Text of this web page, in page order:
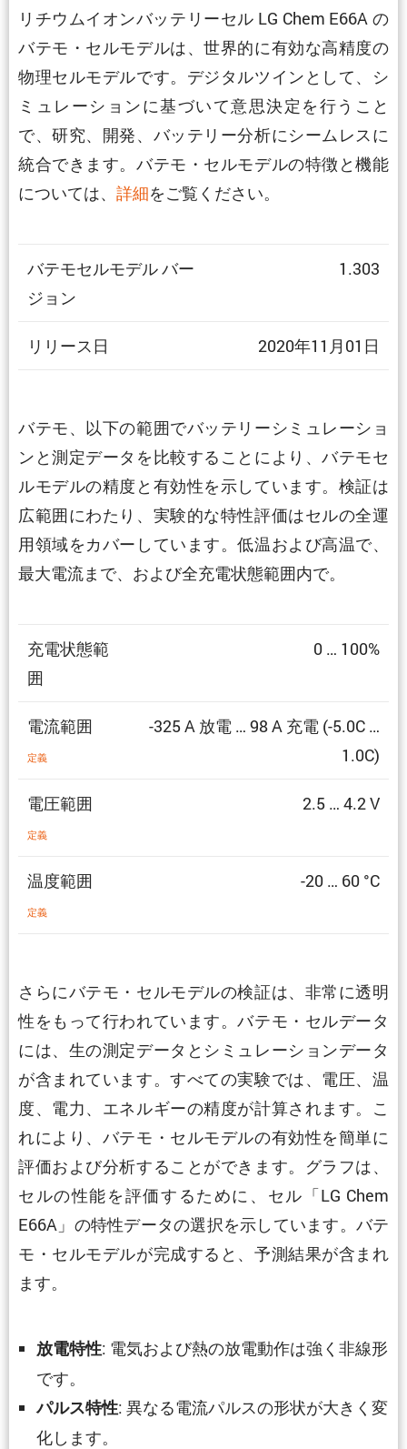
リチウムイオンバッテリーセル LG Chem E66A の
バテモ・セルモデルは、世界的に有効な高精度の
物理セルモデルです。デジタルツインとして、シ
ミュレーションに基づいて意思決定を行うこと
で、研究、開発、バッテリー分析にシームレスに
統合できます。バテモ・セルモデルの特徴と機能
については、 詳細をご覧ください。
バテモセルモデル バー
ジョン
1.303
リリース日 2020年11月01日
バテモ、以下の範囲でバッテリーシミュレーショ
ンと測定データを比較することにより、バテモセ
ルモデルの精度と有効性を示しています。検証は
広範囲にわたり、実験的な特性評価はセルの全運
用領域をカバーしています。低温および高温で、
最大電流まで、および全充電状態範囲内で。
充電状態範
囲
0 … 100%
電流範囲
定義
-325 A 放電 … 98 A 充電 (-5.0C …
1.0C)
電圧範囲
定義
2.5 … 4.2 V
温度範囲
定義
-20 … 60 °C
さらにバテモ・セルモデルの検証は、非常に透明
性をもって行われています。バテモ・セルデータ
には、生の測定データとシミュレーションデータ
が含まれています。すべての実験では、電圧、温
度、電力、エネルギーの精度が計算されます。こ
れにより、バテモ・セルモデルの有効性を簡単に
評価および分析することができます。グラフは、
セルの性能を評価するために、セル「LG Chem
E66A」の特性データの選択を示しています。バテ
モ・セルモデルが完成すると、予測結果が含まれ
ます。
放電特性: 電気および熱の放電動作は強く非線形
です。
パルス特性: 異なる電流パルスの形状が大きく変
化します。